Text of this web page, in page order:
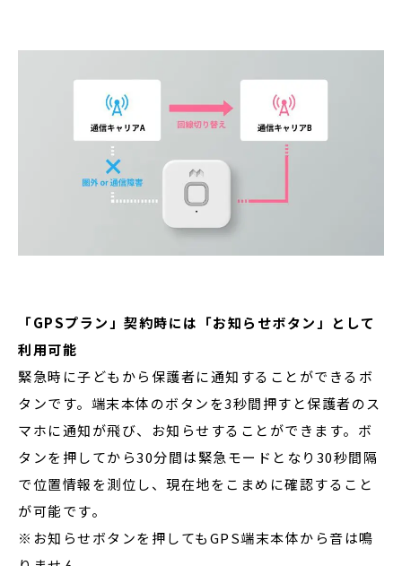
「GPSプラン」契約時には「お知らせボタン」として
利用可能
緊急時に子どもから保護者に通知することができるボ
タンです。端末本体のボタンを3秒間押すと保護者のス
マホに通知が飛び、お知らせすることができます。ボ
タンを押してから30分間は緊急モードとなり30秒間隔
で位置情報を測位し、現在地をこまめに確認すること
が可能です。
※お知らせボタンを押してもGPS端末本体から音は鳴